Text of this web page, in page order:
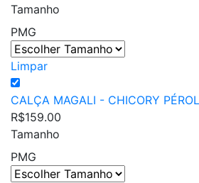
Tamanho
PMG
Limpar
CALÇA MAGALI - CHICORY
R$159.00
Tamanho
PMG